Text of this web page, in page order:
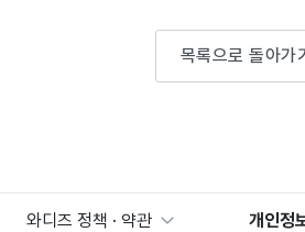
목록으로 돌아가기
와디즈 정책 · 약관
개인정